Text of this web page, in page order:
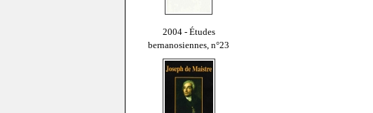
2004 - Études
bernanosiennes, n°23